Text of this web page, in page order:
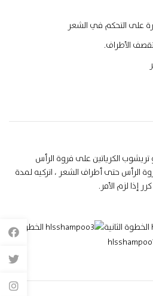
على التحكم في الشعر
الأطراف.
الكرياتين على فروة الرأس
الرأس حتى أطراف الشعر ، اتركيه لمدة
الخطوة الثانية
الخطوة